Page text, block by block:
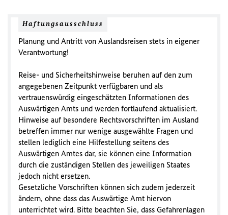
Haftungsausschluss
Planung und Antritt von Auslandsreisen stets in eigener
Verantwortung!
Reise- und Sicherheitshinweise beruhen auf den zum
angegebenen Zeitpunkt verfügbaren und als
vertrauenswürdig eingeschätzten Informationen des
Auswärtigen Amts und werden fortlaufend aktualisiert.
Hinweise auf besondere Rechtsvorschriften im Ausland
betreffen immer nur wenige ausgewählte Fragen und
stellen lediglich eine Hilfestellung seitens des
Auswärtigen Amtes dar, sie können eine Information
durch die zuständigen Stellen des jeweiligen Staates
jedoch nicht ersetzen.
Gesetzliche Vorschriften können sich zudem jederzeit
ändern, ohne dass das Auswärtige Amt hiervon
unterrichtet wird. Bitte beachten Sie, dass Gefahrenlagen